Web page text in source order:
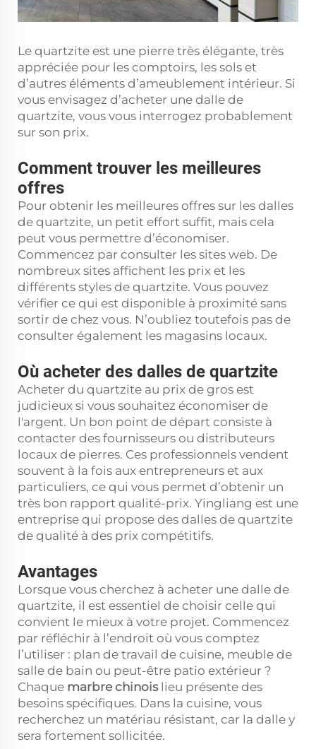
Le quartzite est une pierre très élégante, très
appréciée pour les comptoirs, les sols et
d’autres éléments d’ameublement intérieur. Si
vous envisagez d’acheter une dalle de
quartzite, vous vous interrogez probablement
sur son prix.
Comment trouver les meilleures
offres
Pour obtenir les meilleures offres sur les dalles
de quartzite, un petit effort suffit, mais cela
peut vous permettre d’économiser.
Commencez par consulter les sites web. De
nombreux sites affichent les prix et les
différents styles de quartzite. Vous pouvez
vérifier ce qui est disponible à proximité sans
sortir de chez vous. N’oubliez toutefois pas de
consulter également les magasins locaux.
Où acheter des dalles de quartzite
Acheter du quartzite au prix de gros est
judicieux si vous souhaitez économiser de
l'argent. Un bon point de départ consiste à
contacter des fournisseurs ou distributeurs
locaux de pierres. Ces professionnels vendent
souvent à la fois aux entrepreneurs et aux
particuliers, ce qui vous permet d’obtenir un
très bon rapport qualité-prix. Yingliang est une
entreprise qui propose des dalles de quartzite
de qualité à des prix compétitifs.
Avantages
Lorsque vous cherchez à acheter une dalle de
quartzite, il est essentiel de choisir celle qui
convient le mieux à votre projet. Commencez
par réfléchir à l’endroit où vous comptez
l’utiliser : plan de travail de cuisine, meuble de
salle de bain ou peut-être patio extérieur ?
Chaque marbre chinois lieu présente des
besoins spécifiques. Dans la cuisine, vous
recherchez un matériau résistant, car la dalle y
sera fortement sollicitée.